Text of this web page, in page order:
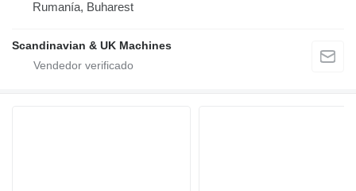
Rumanía, Buharest
Scandinavian & UK Machines